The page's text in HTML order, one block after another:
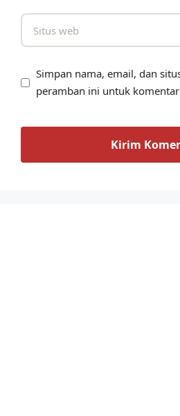
Simpan nama, email, dan
peramban ini untuk